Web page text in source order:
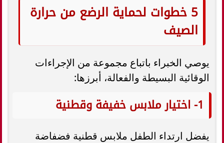
5 خطوات لحماية الرضع من حرارة
الصيف
يوصي الخبراء باتباع مجموعة من الإجراءات
الوقائية البسيطة والفعالة، أبرزها:
1- اختيار ملابس خفيفة وقطنية
يفضل ارتداء الطفل ملابس قطنية فضفاضة